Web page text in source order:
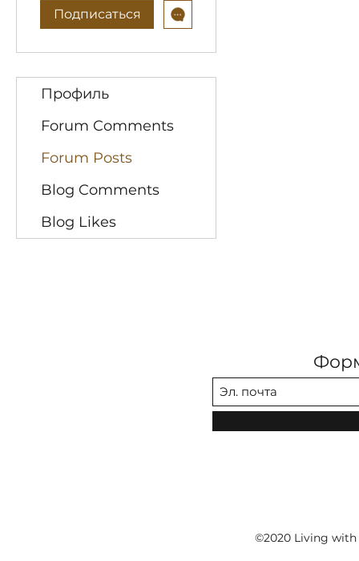
Профиль
Forum Comments
Forum Posts
Blog Comments
Blog Likes
Подписаться
©2020 Living with